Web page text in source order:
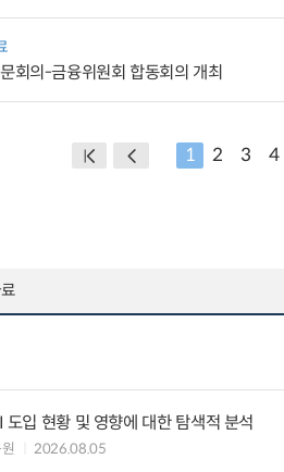
회의-금융위원회 합동회의 개최
1 2 3 4
도입 현황 및 영향에 대한 탐색적 분석
2026.08.05